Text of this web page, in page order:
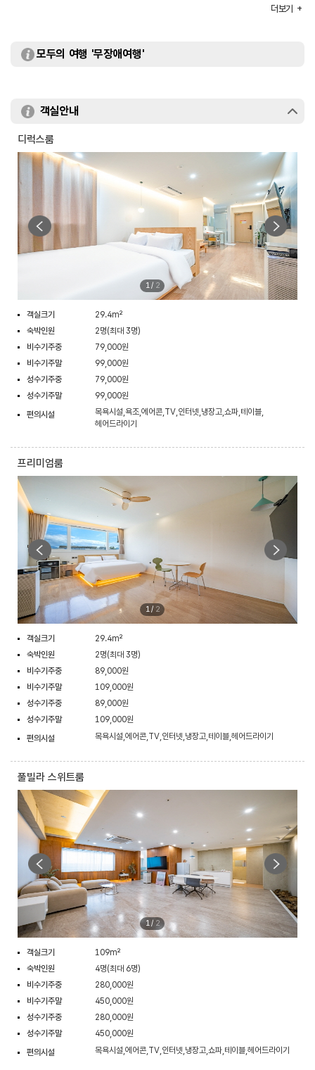
더보기
모두의 여행 '무장애여행'
객실안내
디럭스룸
1/ 2
객실크기
29.4m²
숙박인원
2명(최대 3명)
비수기주중
79,000원
비수기주말
99,000원
성수기주중
79,000원
성수기주말
99,000원
편의시설
목욕시설,욕조,에어콘,TV,인터넷,냉장고,쇼파,테이블,
헤어드라이기
프리미엄룸
1/ 2
객실크기
29.4m²
숙박인원
2명(최대 3명)
비수기주중
89,000원
비수기주말
109,000원
성수기주중
89,000원
성수기주말
109,000원
편의시설
목욕시설,에어콘,TV,인터넷,냉장고,테이블,헤어드라이기
풀빌라 스위트룸
1/ 2
객실크기
109m²
숙박인원
4명(최대 6명)
비수기주중
280,000원
비수기주말
450,000원
성수기주중
280,000원
성수기주말
450,000원
편의시설
목욕시설,에어콘,TV,인터넷,냉장고,쇼파,테이블,헤어드라이기